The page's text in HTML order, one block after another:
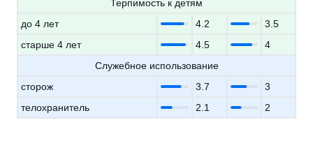
Терпимость к детям
до 4 лет
4.2
3.5
старше 4 лет
4.5
4
Служебное использование
сторож
3.7
3
телохранитель
2.1 2